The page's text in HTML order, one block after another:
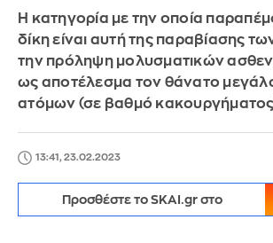
Η κατηγορία με την οποία
δίκη είναι αυτή της παραβίασης
την πρόληψη μολυσματικών
ως αποτέλεσμα τον θάνατο
ατόμων (σε βαθμό
13:41, 23.02.2023
Προσθέστε το SKAI.gr στο